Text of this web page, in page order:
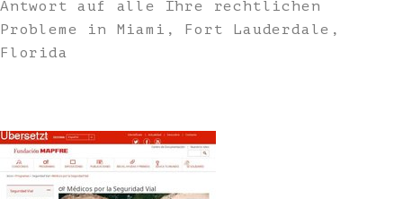
Antwort auf alle Ihre rechtlichen
Probleme in Miami, Fort Lauderdale,
Florida